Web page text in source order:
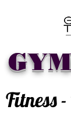
GYM
Fitness